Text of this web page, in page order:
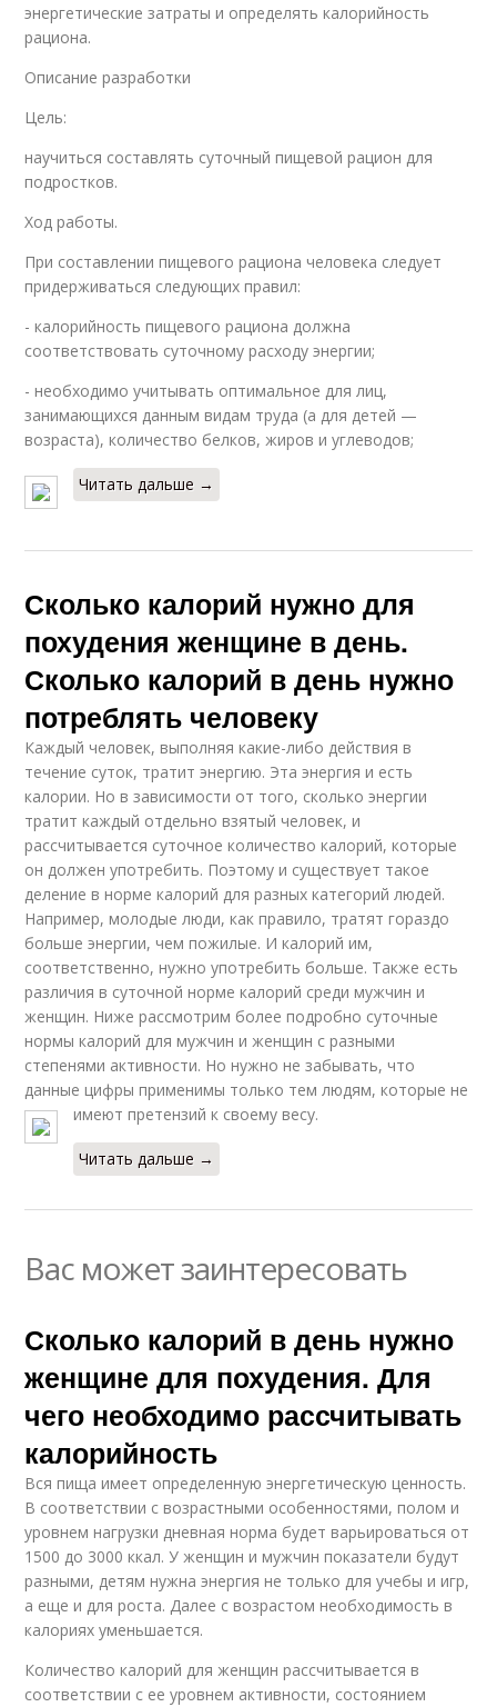
энергетические затраты и определять калорийность
рациона.
Описание разработки
Цель:
научиться составлять суточный пищевой рацион для
подростков.
Ход работы.
При составлении пищевого рациона человека следует
придерживаться следующих правил:
- калорийность пищевого рациона должна
соответствовать суточному расходу энергии;
- необходимо учитывать оптимальное для лиц,
занимающихся данным видам труда (а для детей —
возраста), количество белков, жиров и углеводов;
Читать дальше →
Сколько калорий нужно для
похудения женщине в день.
Сколько калорий в день нужно
потреблять человеку
Каждый человек, выполняя какие-либо действия в
течение суток, тратит энергию. Эта энергия и есть
калории. Но в зависимости от того, сколько энергии
тратит каждый отдельно взятый человек, и
рассчитывается суточное количество калорий, которые
он должен употребить. Поэтому и существует такое
деление в норме калорий для разных категорий людей.
Например, молодые люди, как правило, тратят гораздо
больше энергии, чем пожилые. И калорий им,
соответственно, нужно употребить больше. Также есть
различия в суточной норме калорий среди мужчин и
женщин. Ниже рассмотрим более подробно суточные
нормы калорий для мужчин и женщин с разными
степенями активности. Но нужно не забывать, что
данные цифры применимы только тем людям, которые не
имеют претензий к своему весу.
Читать дальше →
Вас может заинтересовать
Сколько калорий в день нужно
женщине для похудения. Для
чего необходимо рассчитывать
калорийность
Вся пища имеет определенную энергетическую ценность.
В соответствии с возрастными особенностями, полом и
уровнем нагрузки дневная норма будет варьироваться от
1500 до 3000 ккал. У женщин и мужчин показатели будут
разными, детям нужна энергия не только для учебы и игр,
а еще и для роста. Далее с возрастом необходимость в
калориях уменьшается.
Количество калорий для женщин рассчитывается в
соответствии с ее уровнем активности, состоянием